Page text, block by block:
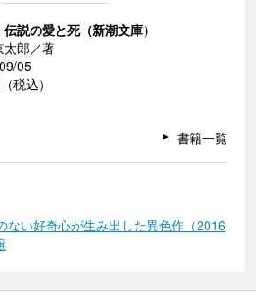
説の愛と死（新潮文庫）
太郎／著
05
税込）
書籍一覧
ない好奇心が生み出した異色作（2016